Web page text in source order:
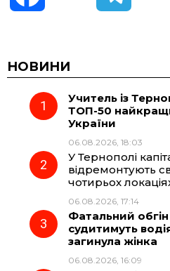
c
e
o
k
e
r
a
m
НОВИНИ
Учитель із
ТОП-50
України
06.08.2026, 18:03
У Тернополі
відремонтують
чотирьох
06.08.2026, 17:14
Фатальний
судитимуть
загинула жінка
06.08.2026, 16:09